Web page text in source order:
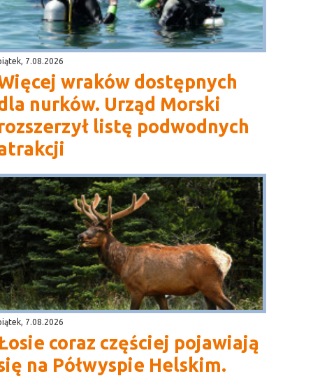
7.08.2026
wraków dostępnych
nurków. Urząd Morski
listę podwodnych
7.08.2026
coraz częściej pojawiają
na Półwyspie Helskim.